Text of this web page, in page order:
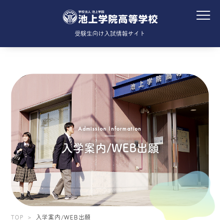
受験生向け入試情報サイト
Admission Information
入学案内/WEB出願
TOP 入学案内/WEB出願